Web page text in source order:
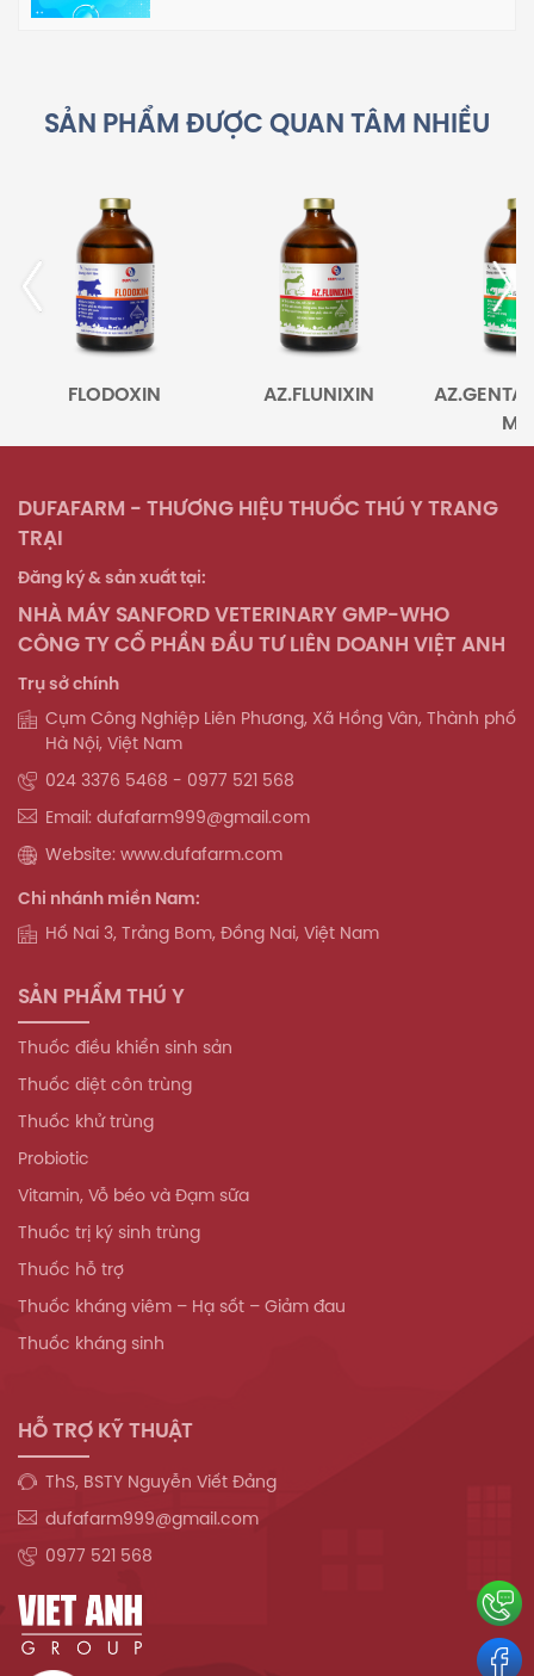
SẢN PHẨM ĐƯỢC QUAN TÂM NHIỀU
FLODOXIN AZ.FLUNIXIN
DUFAFARM - THƯƠNG HIỆU THUỐC THÚ Y TRANG
TRẠI
Đăng ký & sản xuất tại:
NHÀ MÁY SANFORD VETERINARY GMP-WHO
CÔNG TY CỔ PHẦN ĐẦU TƯ LIÊN DOANH VIỆT ANH
Trụ sở chính
Cụm Công Nghiệp Liên Phương, Xã Hồng Vân, Thành phố
Hà Nội, Việt Nam
024 3376 5468 - 0977 521 568
Email: dufafarm999@gmail.com
Website: www.dufafarm.com
Chi nhánh miền Nam:
Hố Nai 3, Trảng Bom, Đồng Nai, Việt Nam
SẢN PHẨM THÚ Y
Thuốc điều khiển sinh sản
Thuốc diệt côn trùng
Thuốc khử trùng
Probiotic
Vitamin, Vỗ béo và Đạm sữa
Thuốc trị ký sinh trùng
Thuốc hỗ trợ
Thuốc kháng viêm – Hạ sốt – Giảm đau
Thuốc kháng sinh
HỖ TRỢ KỸ THUẬT
ThS, BSTY Nguyễn Viết Đảng
dufafarm999@gmail.com
0977 521 568